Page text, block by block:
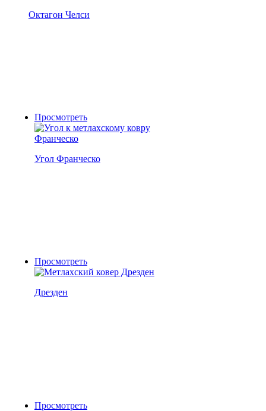
Октагон Челси
Просмотреть
Угол Франческо
Просмотреть
Дрезден
Просмотреть